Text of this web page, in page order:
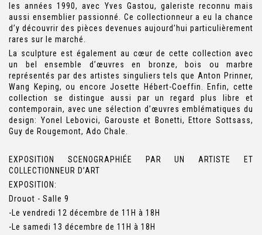
les années 1990, avec Yves Gastou, galeriste reconnu mais
aussi ensemblier passionné. Ce collectionneur a eu la chance
d’y découvrir des pièces devenues aujourd’hui particulièrement
rares sur le marché.
La sculpture est également au cœur de cette collection avec
un bel ensemble d’œuvres en bronze, bois ou marbre
représentés par des artistes singuliers tels que Anton Prinner,
Wang Keping, ou encore Josette Hébert-Coeffin. Enfin, cette
collection se distingue aussi par un regard plus libre et
contemporain, avec une sélection d’œuvres emblématiques du
design: Yonel Lebovici, Garouste et Bonetti, Ettore Sottsass,
Guy de Rougemont, Ado Chale.
EXPOSITION SCENOGRAPHIÉE PAR UN ARTISTE ET
COLLECTIONNEUR D’ART
EXPOSITION:
Drouot - Salle 9
-Le vendredi 12 décembre de 11H à 18H
-Le samedi 13 décembre de 11H à 18H